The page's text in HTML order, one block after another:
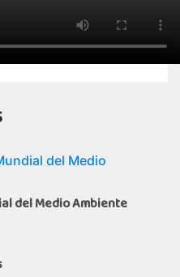
del Medio Ambiente